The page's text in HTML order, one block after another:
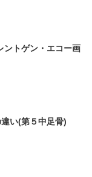
ントゲン・エコー画
い(第５中足骨)